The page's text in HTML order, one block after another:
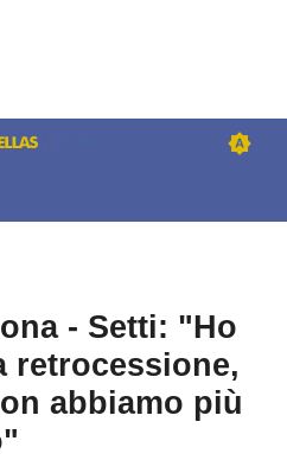
- Setti: "Ho
retrocessione,
abbiamo più